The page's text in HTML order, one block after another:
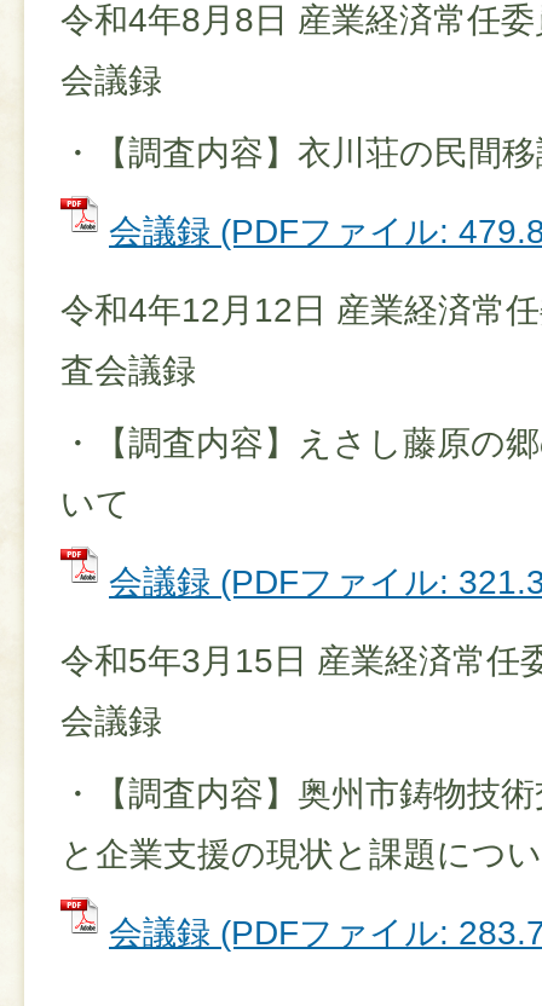
令和4年8月8日 産業経済常任
会議録
・【調査内容】衣川荘の民間
会議録 (PDFファイル:
令和4年12月12日 産業経済常
査会議録
・【調査内容】えさし藤原の
いて
会議録 (PDFファイル:
令和5年3月15日 産業経済常任
会議録
・【調査内容】奥州市鋳物技
と企業支援の現状と課題につ
会議録 (PDFファイル: